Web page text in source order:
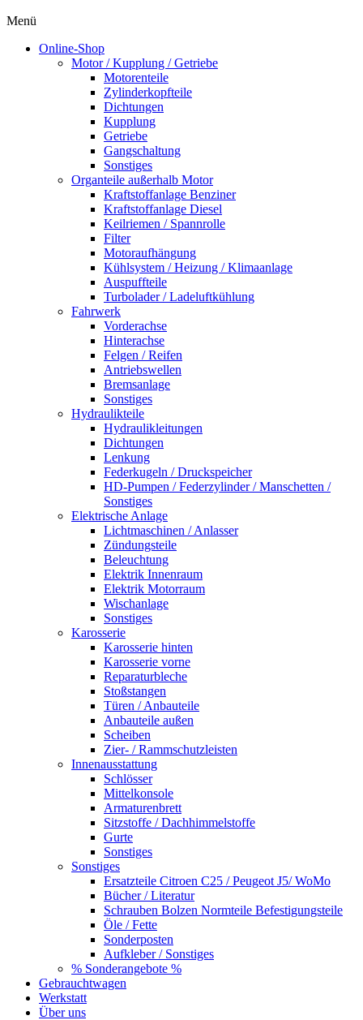
Menü
Online-Shop
Motor / Kupplung / Getriebe
Motorenteile
Zylinderkopfteile
Dichtungen
Kupplung
Getriebe
Gangschaltung
Sonstiges
Organteile außerhalb Motor
Kraftstoffanlage Benziner
Kraftstoffanlage Diesel
Keilriemen / Spannrolle
Filter
Motoraufhängung
Kühlsystem / Heizung / Klimaanlage
Auspuffteile
Turbolader / Ladeluftkühlung
Fahrwerk
Vorderachse
Hinterachse
Felgen / Reifen
Antriebswellen
Bremsanlage
Sonstiges
Hydraulikteile
Hydraulikleitungen
Dichtungen
Lenkung
Federkugeln / Druckspeicher
HD-Pumpen / Federzylinder / Manschetten /
Sonstiges
Elektrische Anlage
Lichtmaschinen / Anlasser
Zündungsteile
Beleuchtung
Elektrik Innenraum
Elektrik Motorraum
Wischanlage
Sonstiges
Karosserie
Karosserie hinten
Karosserie vorne
Reparaturbleche
Stoßstangen
Türen / Anbauteile
Anbauteile außen
Scheiben
Zier- / Rammschutzleisten
Innenausstattung
Schlösser
Mittelkonsole
Armaturenbrett
Sitzstoffe / Dachhimmelstoffe
Gurte
Sonstiges
Sonstiges
Ersatzteile Citroen C25 / Peugeot J5/ WoMo
Bücher / Literatur
Schrauben Bolzen Normteile Befestigungsteile
Öle / Fette
Sonderposten
Aufkleber / Sonstiges
% Sonderangebote %
Gebrauchtwagen
Werkstatt
Über uns